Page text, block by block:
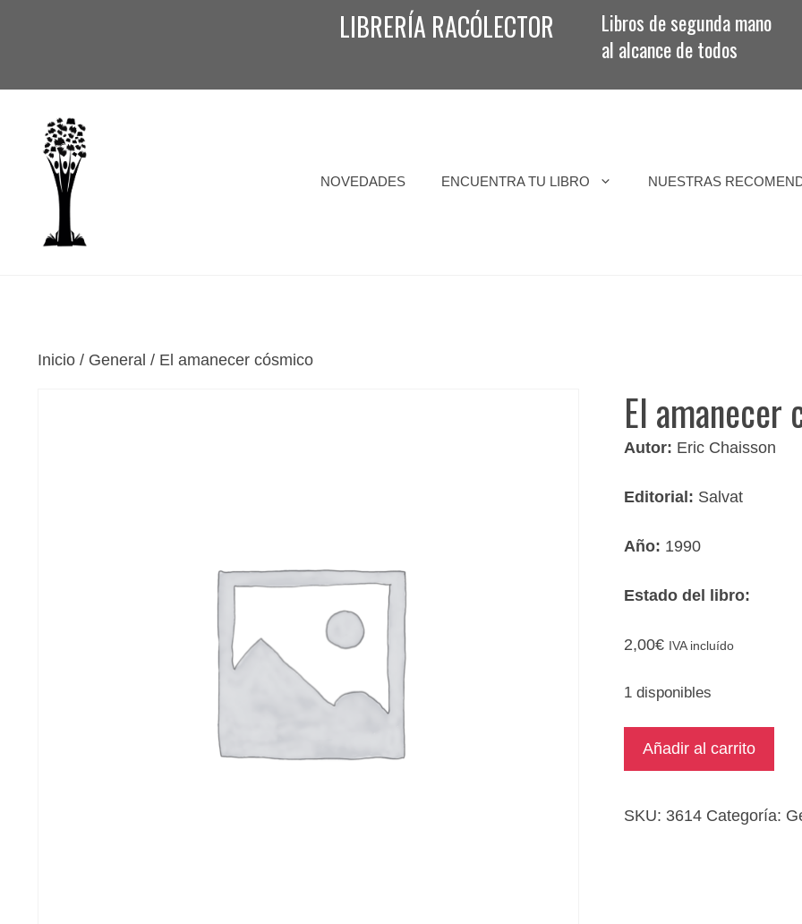
LIBRERÍA RACÓLECTOR
Libros de segunda mano
al alcance de todos
NOVEDADES ENCUENTRA TU LIBRO NUESTRAS
Inicio / General / El amanecer cósmico
El amanecer
Autor: Eric Chaisson
Editorial: Salvat
Año: 1990
Estado del libro:
2,00€ IVA incluído
1 disponibles
cantidad
Añadir al carrito
SKU: 3614 Categoría: